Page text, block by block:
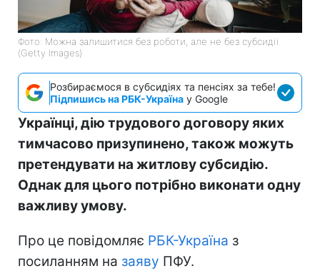
Фото: Можна залишитися без роботи, але не без субсидії
(Getty Images)
Розбираємося в субсидіях та пенсіях за тебе!
Підпишись на РБК-Україна у Google
Українці, дію трудового договору яких
тимчасово призупинено, також можуть
претендувати на житлову субсидію.
Однак для цього потрібно виконати одну
важливу умову.
Про це повідомляє РБК-Україна з
посиланням на заяву ПФУ.